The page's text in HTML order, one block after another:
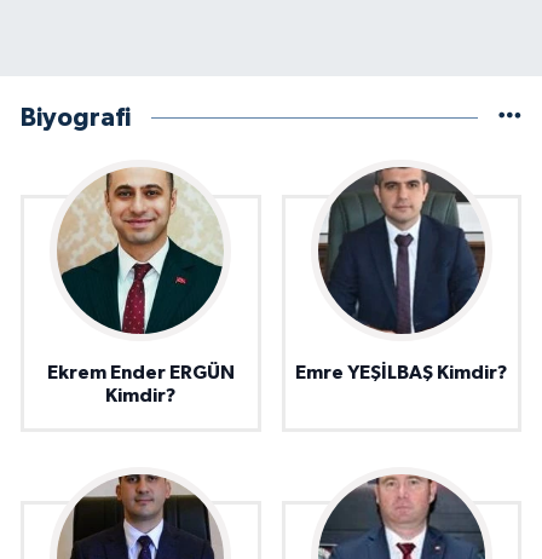
Biyografi
Ekrem Ender ERGÜN
Kimdir?
Emre YEŞİLBAŞ Kimdir?